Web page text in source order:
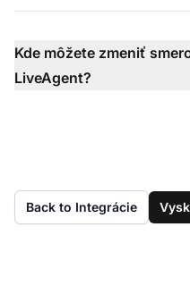
Kde môžete zmeniť
LiveAgent?
Back to Integrácie